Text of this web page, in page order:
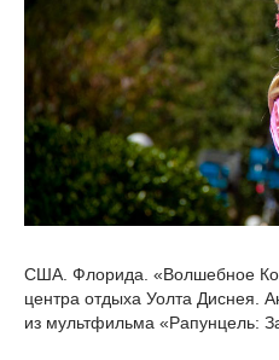
США. Флорида. «Волшебное
центра отдыха Уолта Диснея.
из мультфильма «Рапунцель: